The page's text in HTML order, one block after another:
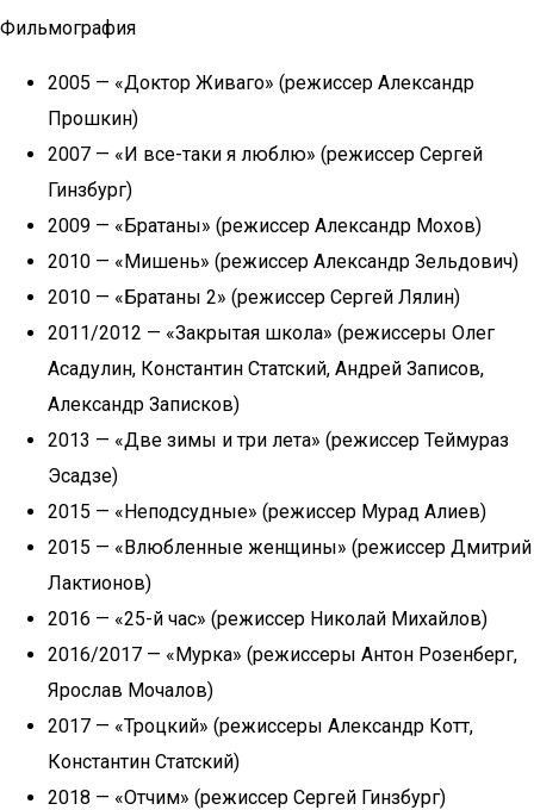
Фильмография
2005 — «Доктор Живаго» (режиссер Александр
Прошкин)
2007 — «И все-таки я люблю» (режиссер Сергей
Гинзбург)
2009 — «Братаны» (режиссер Александр Мохов)
2010 — «Мишень» (режиссер Александр Зельдович)
2010 — «Братаны 2» (режиссер Сергей Лялин)
2011/2012 — «Закрытая школа» (режиссеры Олег
Асадулин, Константин Статский, Андрей Записов,
Александр Записков)
2013 — «Две зимы и три лета» (режиссер Теймураз
Эсадзе)
2015 — «Неподсудные» (режиссер Мурад Алиев)
2015 — «Влюбленные женщины» (режиссер Дмитрий
Лактионов)
2016 — «25-й час» (режиссер Николай Михайлов)
2016/2017 — «Мурка» (режиссеры Антон Розенберг,
Ярослав Мочалов)
2017 — «Троцкий» (режиссеры Александр Котт,
Константин Статский)
2018 — «Отчим» (режиссер Сергей Гинзбург)